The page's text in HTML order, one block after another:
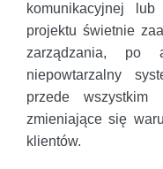
komunikacyjnej
projektu świetnie
zarządzania, po
niepowtarzalny
przede
zmieniające się
klientów.